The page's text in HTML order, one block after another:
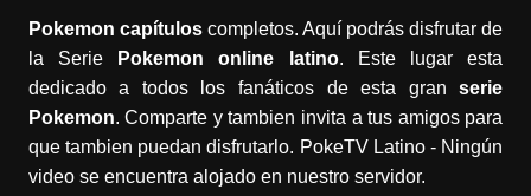
Pokemon capítuloscompletos. Aquí podrás disfrutar de
la Serie
Pokemon online latino. Este lugar esta
dedicado a todos los fanáticos de esta granserie
Pokemon. Comparte y tambien invita a tus amigos para
que tambien puedan disfrutarlo. PokeTV Latino - Ningún
video se encuentra alojado en nuestro servidor.